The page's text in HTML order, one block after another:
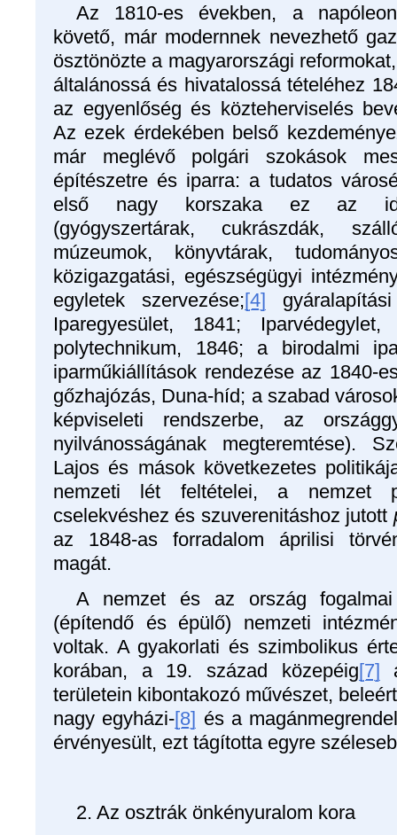
Az 1810-es években, a
követő, már modernnek nevezhető
ösztönözte a magyarországi
általánossá és hivatalossá tételéhez
az egyenlőség és közteherviselés
Az ezek érdekében belső
már meglévő polgári szokások
építészetre és iparra: a tudatos
első nagy korszaka ez az
(gyógyszertárak, cukrászdák,
múzeumok, könyvtárak,
közigazgatási, egészségügyi
egyletek szervezése;[4]
Iparegyesület, 1841;
polytechnikum, 1846; a birodalmi
iparműkiállítások rendezése az 1840-
gőzhajózás, Duna-híd; a szabad
képviseleti rendszerbe, az
nyilvánosságának megteremtése).
Lajos és mások következetes
nemzeti lét feltételei, a nemzet
cselekvéshez és szuverenitáshoz jutott
az 1848-as forradalom áprilisi
magát.
A nemzet és az ország
(építendő és épülő) nemzeti
voltak. A gyakorlati és szimbolikus
korában, a 19. század közepéig[7]
területein kibontakozó művészet,
nagy egyházi-[8] és a
érvényesült, ezt tágította egyre
2. Az osztrák önkényuralom kora